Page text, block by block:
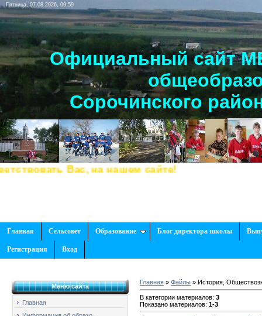
Пятница, 07.08.2026, 09:59
Официальный сайт
Сорочинского
Вас, на нашем сайте!
Главная Сельсовет Образование Блог директора школы
Регистрация Вход
Меню сайта
Главная
Главная » Файлы » История,
В категории материалов: 3
Показано материалов: 1-3